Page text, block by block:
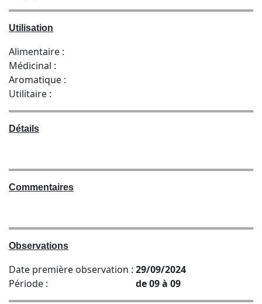
Utilisation
Alimentaire :
Médicinal :
Aromatique :
Utilitaire :
Détails
Commentaires
Observations
Date première observation : 29/09/2024
Période :
de 09 à 09